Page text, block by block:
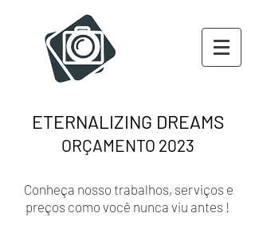
ETERNALIZING DREAMS
ORÇAMENTO 2023
Conheça nosso trabalhos, serviços e
preços como você nunca viu antes !